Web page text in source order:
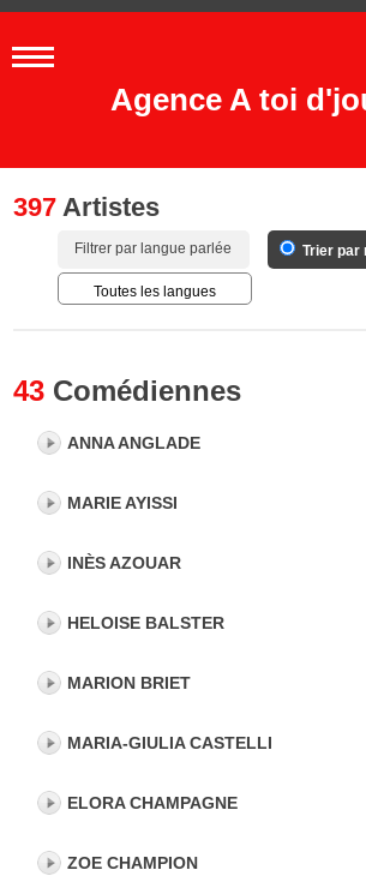
Agence A toi
397Artistes
Trier par
Filtrer par langue parlée
Toutes les langues
Italien
Allemand
Hébreu
Bulgare
43 Comédiennes
ANNA ANGLADE
MARIE AYISSI
INÈS AZOUAR
HELOISE BALSTER
MARION BRIET
MARIA-GIULIA CASTELLI
ELORA CHAMPAGNE
ZOE CHAMPION